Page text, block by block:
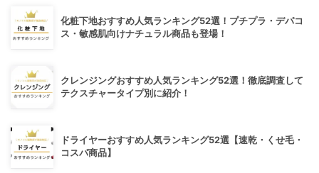
化粧下地おすすめ人気ランキング52選！プチプラ・デパコ
ス・敏感肌向けナチュラル商品も登場！
クレンジングおすすめ人気ランキング52選！徹底調査して
テクスチャータイプ別に紹介！
ドライヤーおすすめ人気ランキング52選【速乾・くせ毛・
コスパ商品】